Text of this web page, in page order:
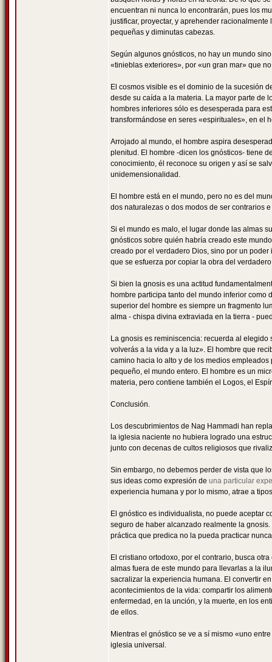
encuentran ni nunca lo encontrarán, pues los
justificar, proyectar, y aprehender
pequeñas y diminutas cabezas.
Según algunos gnósticos, no hay un mundo
«tinieblas exteriores», por «un gran mar» que
El cosmos visible es el dominio de la sucesión
desde su caída a la materia. La mayor parte de
hombres inferiores sólo es desesperada para
transformándose en seres «espirituales», en el
Arrojado al mundo, el hombre aspira
plenitud. El hombre -dicen los gnósticos- tiene
conocimiento, él reconoce su origen y así se
unidemensionalidad.
El hombre está en el mundo, pero no es del
dos naturalezas o dos modos de ser contrarios
Si el mundo es malo, el lugar donde las almas
gnósticos sobre quién habría creado este
creado por el verdadero Dios, sino por un
que se esfuerza por copiar la obra del
Si bien la gnosis es una actitud
hombre participa tanto del mundo inferior
superior del hombre es siempre un fragmento
alma - chispa divina extraviada en la tierra -
La gnosis es reminiscencia: recuerda al
volverás a la vida y a la luz». El hombre que
camino hacia lo alto y de los medios
pequeño, el mundo entero. El hombre es un
materia, pero contiene también el Logos, el
Conclusión.
Los descubrimientos de Nag Hammadi han
la iglesia naciente no hubiera logrado una
junto con decenas de cultos religiosos que
Sin embargo, no debemos perder de vista que
sus ideas como expresión de una particular
experiencia humana y por lo mismo, atrae a
El gnóstico es individualista, no puede aceptar
seguro de haber alcanzado realmente la
práctica que predica no la pueda practicar
El cristiano ortodoxo, por el contrario, busca
almas fuera de este mundo para llevarlas a la
sacralizar la experiencia humana. El convertir
acontecimientos de la vida: compartir los
enfermedad, en la unción, y la muerte, en los
de ellos.
Mientras el gnóstico se ve a sí mismo «uno
iglesia universal.